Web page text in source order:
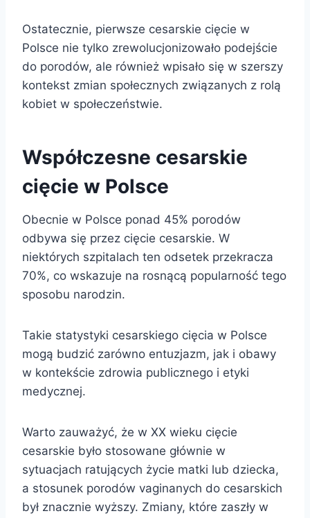
Ostatecznie, pierwsze cesarskie cięcie w
Polsce nie tylko zrewolucjonizowało podejście
do porodów, ale również wpisało się w szerszy
kontekst zmian społecznych związanych z rolą
kobiet w społeczeństwie.
Współczesne cesarskie
cięcie w Polsce
Obecnie w Polsce ponad 45% porodów
odbywa się przez cięcie cesarskie. W
niektórych szpitalach ten odsetek przekracza
70%, co wskazuje na rosnącą popularność tego
sposobu narodzin.
Takie statystyki cesarskiego cięcia w Polsce
mogą budzić zarówno entuzjazm, jak i obawy
w kontekście zdrowia publicznego i etyki
medycznej.
Warto zauważyć, że w XX wieku cięcie
cesarskie było stosowane głównie w
sytuacjach ratujących życie matki lub dziecka,
a stosunek porodów vaginanych do cesarskich
był znacznie wyższy. Zmiany, które zaszły w